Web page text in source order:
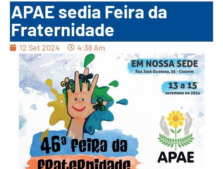
APAE sedia Feira da
Fraternidade
12 Set 2024 4:38 Am